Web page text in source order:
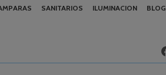
SANITARIOS ILUMINACION BLOG